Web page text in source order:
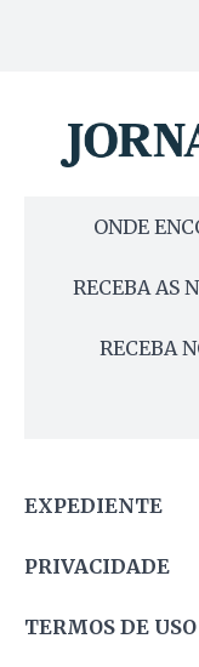
ONDE
RECEBA AS
RECEBA
EXPEDIENTE
PRIVACIDADE
TERMOS DE USO